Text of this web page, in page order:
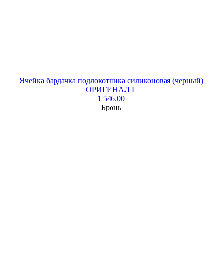
Ячейка бардачка подлокотника силиконовая (черный)
ОРИГИНАЛ L
1 546.00
Бронь